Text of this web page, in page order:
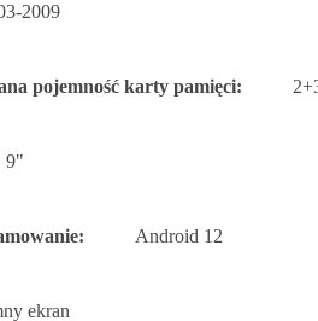
2009
pojemność karty pamięci:
9"
Android 12
ekran